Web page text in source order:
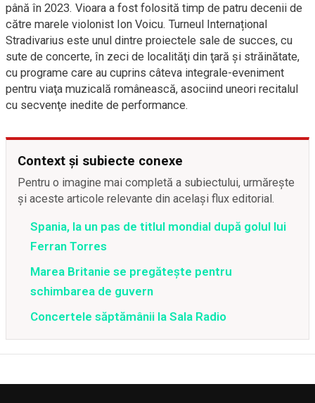
până în 2023. Vioara a fost folosită timp de patru decenii de
către marele violonist Ion Voicu. Turneul Internațional
Stradivarius este unul dintre proiectele sale de succes, cu
sute de concerte, în zeci de localităţi din ţară și străinătate,
cu programe care au cuprins câteva integrale-eveniment
pentru viaţa muzicală românească, asociind uneori recitalul
cu secvenţe inedite de performance.
Context și subiecte conexe
Pentru o imagine mai completă a subiectului, urmărește
și aceste articole relevante din același flux editorial.
Spania, la un pas de titlul mondial după golul lui
Ferran Torres
Marea Britanie se pregătește pentru
schimbarea de guvern
Concertele săptămânii la Sala Radio